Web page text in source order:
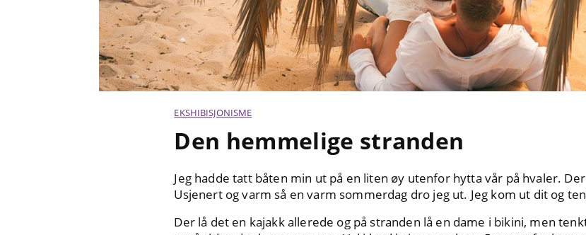
EKSHIBISJONISME
Den hemmelige stranden
Jeg hadde tatt båten min ut på en liten øy utenfor hytta vår på hvaler.
Usjenert og varm så en varm sommerdag dro jeg ut. Jeg kom ut dit og
Der lå det en kajakk allerede og på stranden lå en dame i bikini, men